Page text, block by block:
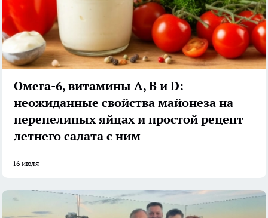
Омега-6, витамины А, В и D:
неожиданные свойства майонеза на
перепелиных яйцах и простой рецепт
летнего салата с ним
16 июля